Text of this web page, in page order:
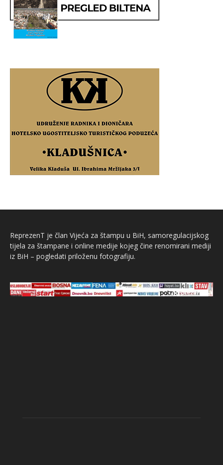
ReprezenT je član Vijeća za štampu u BiH, samoregulacijskog
tijela za štampane i online medije kojeg čine renomirani mediji
iz BiH – pogledati priloženu fotografiju.